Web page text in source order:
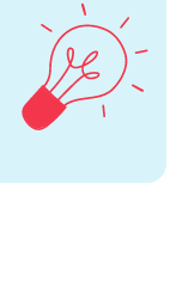
ou extérieur
de
dans tous les